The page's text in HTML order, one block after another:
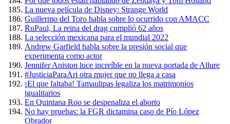
La nueva película de Disney: Strange World
Guillermo del Toro habla sobre lo ocurrido con AMACC
RuPaul, La reina del drag cumplió 62 años
La selección mexicana para el mundial 2022
Andrew Garfield habla sobre la presión social que
experimenta como actor
Jennifer Aniston luce increíble en la nueva portada de Allure
#JusticiaParaAri otra mujer que no llega a casa
¡El que faltaba! Tamaulipas legaliza los matrimonios
igualitarios
En Quintana Roo se despenaliza el aborto
No hay pruebas: la FGR dictamina caso de Pío López
Obrador